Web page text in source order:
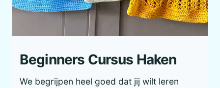
Beginners Cursus Haken
We begrijpen heel goed dat jij wilt leren